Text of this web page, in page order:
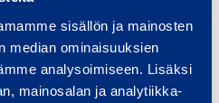
sisällön ja mainosten
median ominaisuuksien
analysoimiseen. Lisäksi
mainosalan ja analytiikka-
RamiTurva